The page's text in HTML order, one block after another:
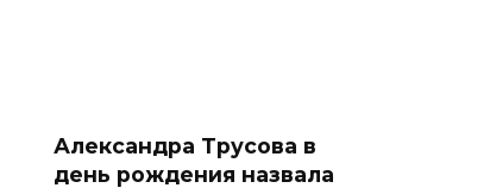
Александра Трусова в
день рождения назвала